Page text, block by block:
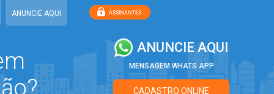
ANUNCIE AQUI
ANUNCIE AQUI
MENSAGEM WHATS APP
CADASTRO ONLINE